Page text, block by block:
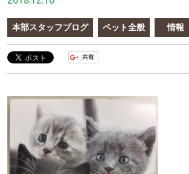
本部スタッフブログ ペット全般 情報